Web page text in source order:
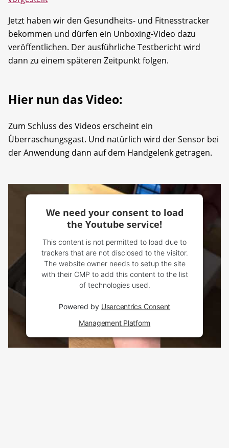
Jetzt haben wir den Gesundheits- und Fitnesstracker
bekommen und dürfen ein Unboxing-Video dazu
veröffentlichen. Der ausführliche Testbericht wird
dann zu einem späteren Zeitpunkt folgen.
Hier nun das Video:
Zum Schluss des Videos erscheint ein
Überraschungsgast. Und natürlich wird der Sensor bei
der Anwendung dann auf dem Handgelenk getragen.
We need your consent to load
the Youtube service!
This content is not permitted to load due to
trackers that are not disclosed to the visitor.
The website owner needs to setup the site
with their CMP to add this content to the list
of technologies used.
Powered by Usercentrics Consent
Management Platform